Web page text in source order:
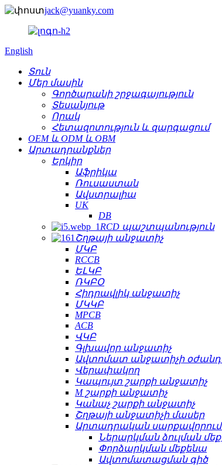
jack@yuanky.com
English
Տուն
Մեր մասին
Գործարանի շրջագայություն
Տեսանյութ
Որակ
Հետազոտություն և զարգացում
OEM և ODM և OBM
Արտադրանքներ
Երկիր
Աֆրիկա
Ռուսաստան
Ավստրալիա
UK
DB
RCD պաշտպանություն
Շղթայի անջատիչ
ՄԿԲ
RCCB
ԵԼԿԲ
ՌԿԲՕ
Հիդրավլիկ անջատիչ
ՄԿԿԲ
MPCB
ACB
ՎԿԲ
Գլխավոր անջատիչ
Ավտոմատ անջատիչի
Վերափակող
Կապույտ շարքի անջատիչ
M շարքի անջատիչ
Կանաչ շարքի անջատիչ
Շղթայի անջատիչի մասեր
Արտադրական
Ներարկման ձուլման
Փորձարկման մեքենա
Ավտոմատացման գիծ